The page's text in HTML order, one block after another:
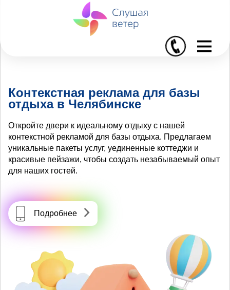
I
Контекстная реклама для базы
отдыха в Челябинске
Откройте двери к идеальному отдыху с нашей
контекстной рекламой для базы отдыха. Предлагаем
уникальные пакеты услуг, уединенные коттеджи и
красивые пейзажи, чтобы создать незабываемый опыт
для наших гостей.
Подробнее